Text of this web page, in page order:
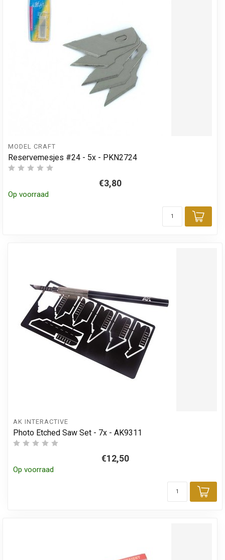
MODEL CRAFT
Reservemesjes #24 - 5x - PKN2724
€3,80
Op voorraad
AK INTERACTIVE
Photo Etched Saw Set - 7x - AK9311
€12,50
Op voorraad